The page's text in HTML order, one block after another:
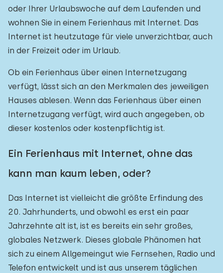
oder Ihrer Urlaubswoche auf dem Laufenden und
wohnen Sie in einem Ferienhaus mit Internet. Das
Internet ist heutzutage für viele unverzichtbar, auch
in der Freizeit oder im Urlaub.
Ob ein Ferienhaus über einen Internetzugang
verfügt, lässt sich an den Merkmalen des jeweiligen
Hauses ablesen. Wenn das Ferienhaus über einen
Internetzugang verfügt, wird auch angegeben, ob
dieser kostenlos oder kostenpflichtig ist.
Ein Ferienhaus mit Internet, ohne das
kann man kaum leben, oder?
Das Internet ist vielleicht die größte Erfindung des
20. Jahrhunderts, und obwohl es erst ein paar
Jahrzehnte alt ist, ist es bereits ein sehr großes,
globales Netzwerk. Dieses globale Phänomen hat
sich zu einem Allgemeingut wie Fernsehen, Radio und
Telefon entwickelt und ist aus unserem täglichen